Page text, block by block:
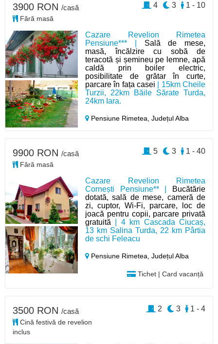
Cazare Revelion Rimetea
Pensiune*** | Sală de mese,
masă, încălzire cu sobă de
teracotă și șemineu pe lemne, apă
caldă prin boiler electric,
posibilitate de grătar în curte,
parcare în fața casei | 15km Cheile
Turzii, 22km Băile Sărate Turda,
24km Iara.
Pensiune Rimetea,Județul Alba
3900 RON /casă
Fără masă
1 - 10
3
4
Cazare Revelion Rimetea
Cornești Pensiune** |
Bucătărie
dotată, sală de mese, cameră de
zi, cuptor, Wi-Fi, parcare, loc de
joacă pentru copii, parcare privată
gratuită | 4 km Cascada Ciucaș,
13 km Salina Turda, 22 km Pârtia
de schi Feleacu
Pensiune Rimetea,Județul Alba
Tichet | Card vacanță
9900 RON /casă
Fără masă
1 - 40
3
5
3500 RON /casă
Cină festivă de revelion
inclus
1 - 4
3
2